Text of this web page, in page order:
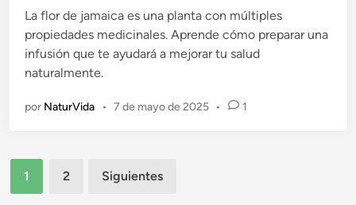
c
a
d
o
n
La flor de jamaica es una planta con múltiples
propiedades medicinales. Aprende cómo preparar una
infusión que te ayudará a mejorar tu salud
naturalmente.
por NaturVida • 7 de mayo de 2025 • 1
Paginación
de
1 2 Siguientes